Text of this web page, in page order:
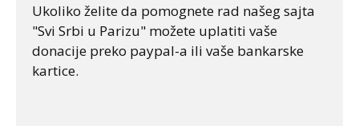
Ukoliko želite da pomognete rad našeg sajta
"Svi Srbi u Parizu" možete uplatiti vaše
donacije preko paypal-a ili vaše bankarske
kartice.